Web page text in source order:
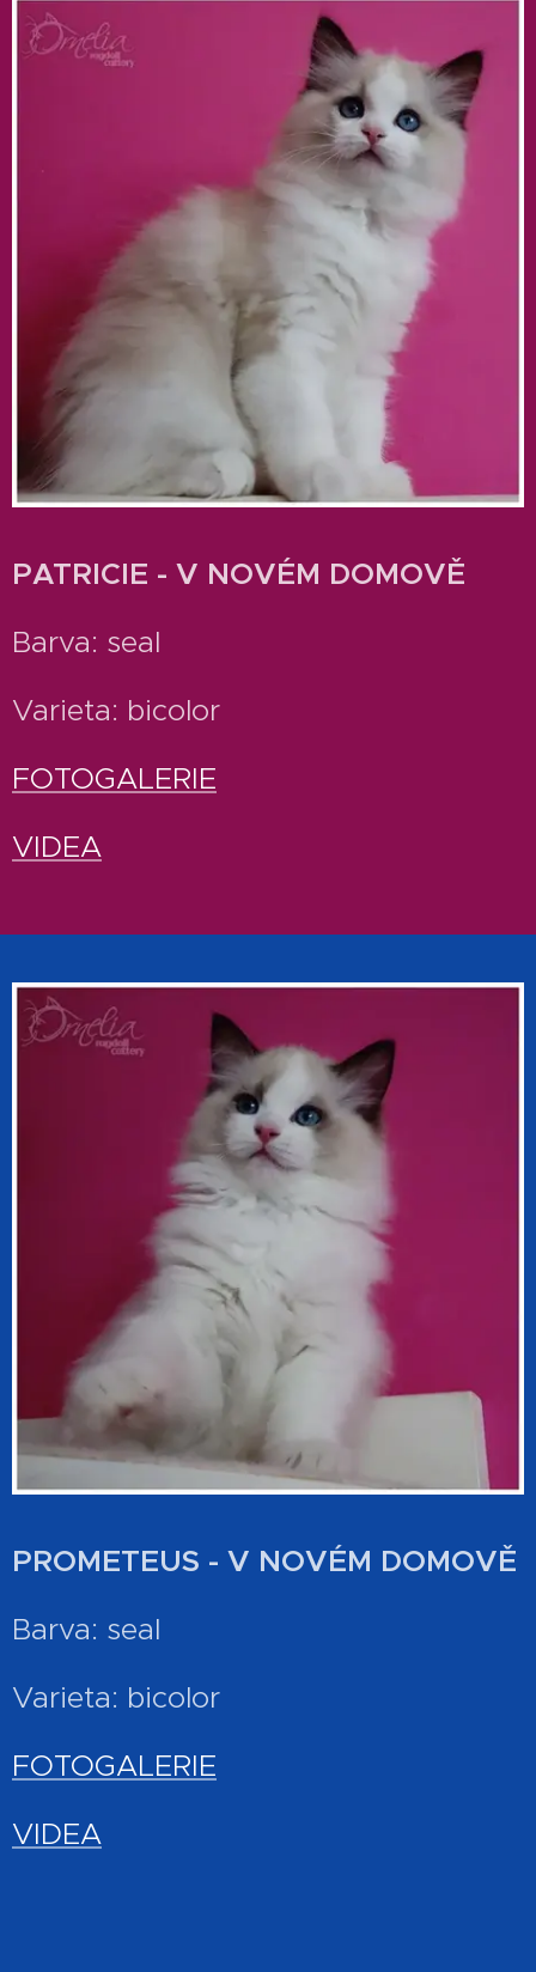
PATRICIE - V NOVÉM DOMOVĚ
Barva: seal
Varieta: bicolor
FOTOGALERIE
VIDEA
PROMETEUS - V NOVÉM DOMOVĚ
Barva: seal
Varieta: bicolor
FOTOGALERIE
VIDEA